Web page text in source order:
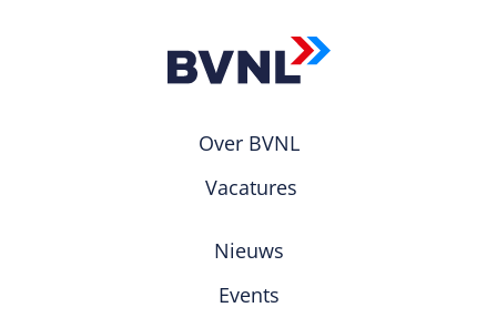
Over BVNL
Vacatures
Nieuws
Events